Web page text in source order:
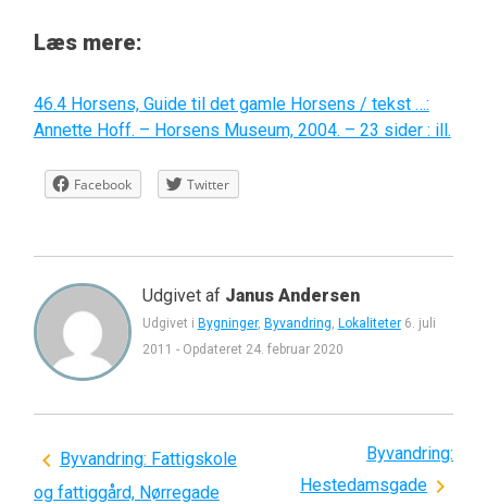
Læs mere:
46.4 Horsens, Guide til det gamle Horsens / tekst …:
Annette Hoff. – Horsens Museum, 2004. – 23 sider : ill.
Facebook Twitter
Udgivet af Janus Andersen
Udgivet i Bygninger, Byvandring Lokaliteter 6. juli
2011 - Opdateret 24. februar 2020
Indlægsnavigation
Byvandring: Fattigskole
og fattiggård, Nørregade
Byvandring:
Hestedamsgade